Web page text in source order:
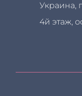
Украина,
4й этаж,